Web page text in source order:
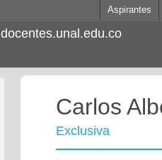
Aspirantes
docentes.unal.edu.co
Carlos
Exclusiva